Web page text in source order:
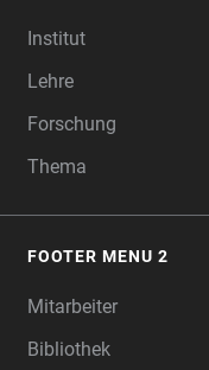
Institut
Lehre
Forschung
Thema
FOOTER MENU 2
Mitarbeiter
Bibliothek